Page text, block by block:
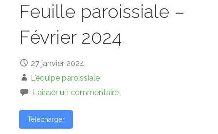
Feuille paroissiale –
Février 2024
27 janvier 2024
L'équipe paroissiale
Laisser un commentaire
Télécharger